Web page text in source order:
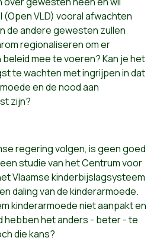
(Open VLD) vooral afwachten
de andere gewesten zullen
regionaliseren om er
mee te voeren? Kan je het
te wachten met ingrijpen in dat
en de nood aan
zijn?
regering volgen, is geen goed
studie van het Centrum voor
Vlaamse kinderbijslagsysteem
daling van de kinderarmoede.
kinderarmoede niet aanpakt en
hebben het anders - beter - te
die kans?